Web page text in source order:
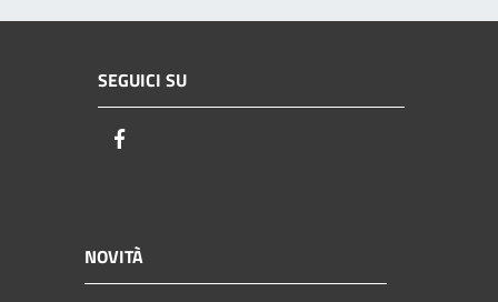
SEGUICI SU
NOVITÀ